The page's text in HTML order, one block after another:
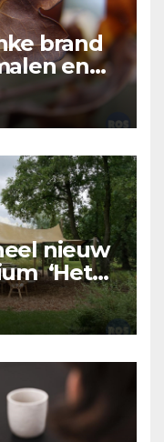
brand
en
nieuw
‘Het
D’n